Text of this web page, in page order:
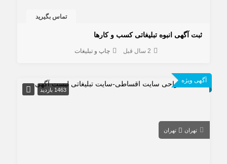
تماس بگیرید
ثبت آگهی انبوه تبلیغاتی کسب و کارها
2 سال قبل چاپ و تبلیغات
آگهی ویژه
1463 بازدید
تهران تهران